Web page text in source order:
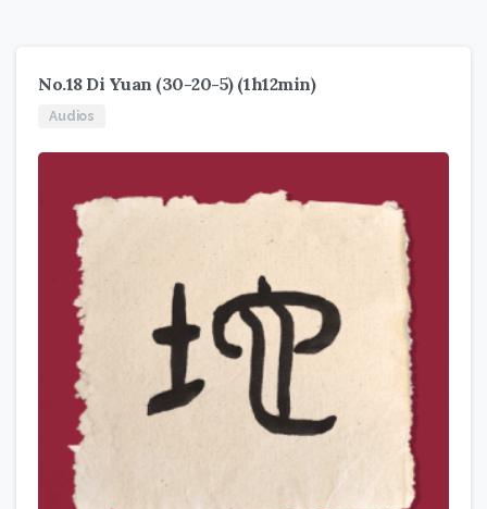
No.18 Di Yuan (30-20-5) (1h12min)
Audios